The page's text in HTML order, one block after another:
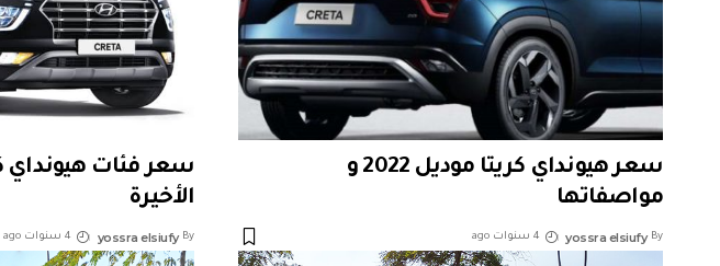
سعر هيونداي كريتا موديل 2022 و
مواصفاتها
By
yossra elsiufy 4 سنوات ago
الأخيرة
By
yossra elsiufy 4 سنوات ago